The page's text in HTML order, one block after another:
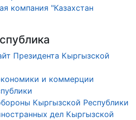
компания "Казахстан
Президента Кыргызской
и коммерции
Кыргызской Республики
дел Кыргызской